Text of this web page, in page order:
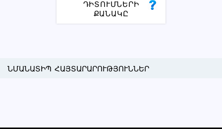
ԴԻՏՈՒՄՆԵՐԻ
ՔԱՆԱԿԸ
ՆՄԱՆԱՏԻՊ ՀԱՅՏԱՐԱՐՈՒԹՅՈՒՆՆԵՐ